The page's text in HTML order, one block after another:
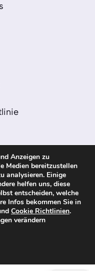
Leitlinien
in der
– Alle
Anzeigen zu
Medien bereitzustellen
analysieren. Einige
helfen uns, diese
entscheiden, welche
Infos bekommen Sie in
Cookie Richtlinien.
verändern